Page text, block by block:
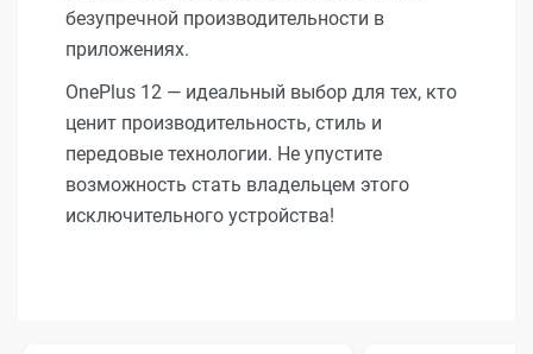
безупречной производительности в
приложениях.
OnePlus 12 — идеальный выбор для тех, кто
ценит производительность, стиль и
передовые технологии. Не упустите
возможность стать владельцем этого
исключительного устройства!